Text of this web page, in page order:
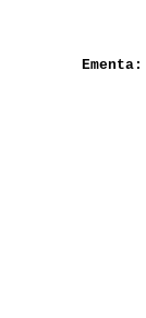
Ementa: